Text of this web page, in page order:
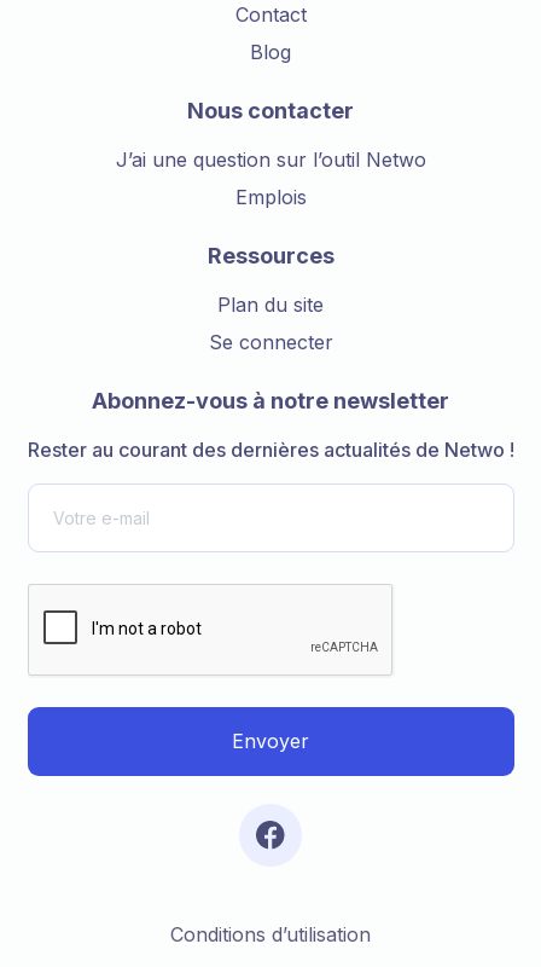
Contact
Blog
Nous contacter
J’ai une question sur l’outil Netwo
Emplois
Ressources
Plan du site
Se connecter
Abonnez-vous à notre newsletter
Rester au courant des dernières actualités de Netwo !
Conditions d’utilisation